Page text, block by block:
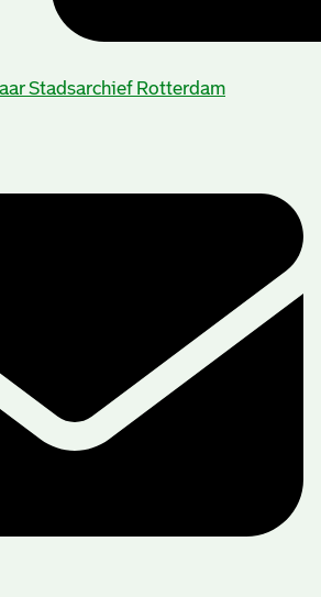
Stadsarchief Rotterdam